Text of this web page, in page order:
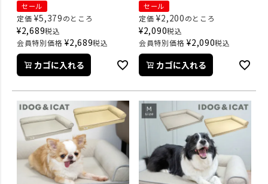
セール
定価 ¥5,379のところ
¥2,689税込
会員特別価格 ¥2,689税込
カゴに入れる
セール
定価 ¥2,200のところ
¥2,090税込
会員特別価格 ¥2,090税込
カゴに入れる